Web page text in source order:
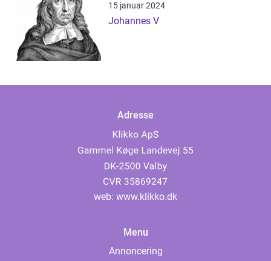
15 januar 2024
Johannes V
Adresse
web: www.klikko.dk
Menu
Annoncering